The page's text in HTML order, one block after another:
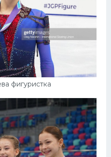
фигуристка